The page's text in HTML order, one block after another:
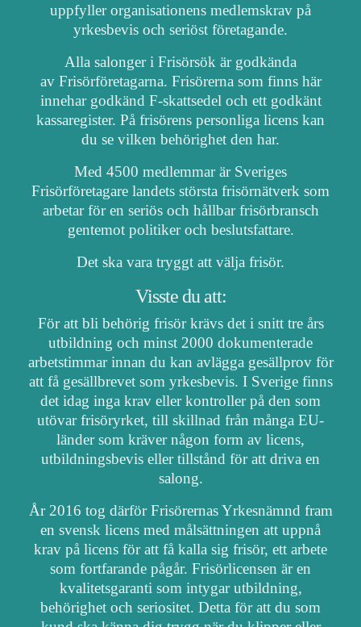
uppfyller organisationens medlemskrav på
yrkesbevis och seriöst företagande.
Alla salonger i Frisörsök är godkända
av Frisörföretagarna. Frisörerna som finns här
innehar godkänd F-skattsedel och ett godkänt
kassaregister. På frisörens personliga licens kan
du se vilken behörighet den har.
Med 4500 medlemmar är Sveriges
Frisörföretagare landets största frisörnätverk som
arbetar för en seriös och hållbar frisörbransch
gentemot politiker och beslutsfattare.
Det ska vara tryggt att välja frisör.
Visste du att:
För att bli behörig frisör krävs det i snitt tre års
utbildning och minst 2000 dokumenterade
arbetstimmar innan du kan avlägga gesällprov för
att få gesällbrevet som yrkesbevis. I Sverige finns
det idag inga krav eller kontroller på den som
utövar frisöryrket, till skillnad från många EU-
länder som kräver någon form av licens,
utbildningsbevis eller tillstånd för att driva en
salong.
År 2016 tog därför Frisörernas Yrkesnämnd fram
en svensk licens med målsättningen att uppnå
krav på licens för att få kalla sig frisör, ett arbete
som fortfarande pågår. Frisörlicensen är en
kvalitetsgaranti som intygar utbildning,
behörighet och seriositet. Detta för att du som